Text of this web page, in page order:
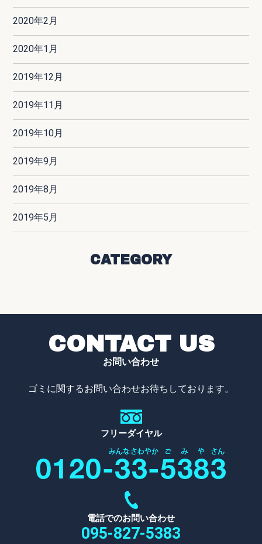
2020年2月
2020年1月
2019年12月
2019年11月
2019年10月
2019年9月
2019年8月
2019年5月
CATEGORY
CONTACT US
お問い合わせ
ゴミに関するお問い合わせお待ちしております。
フリーダイヤル
電話でのお問い合わせ
095-827-5383